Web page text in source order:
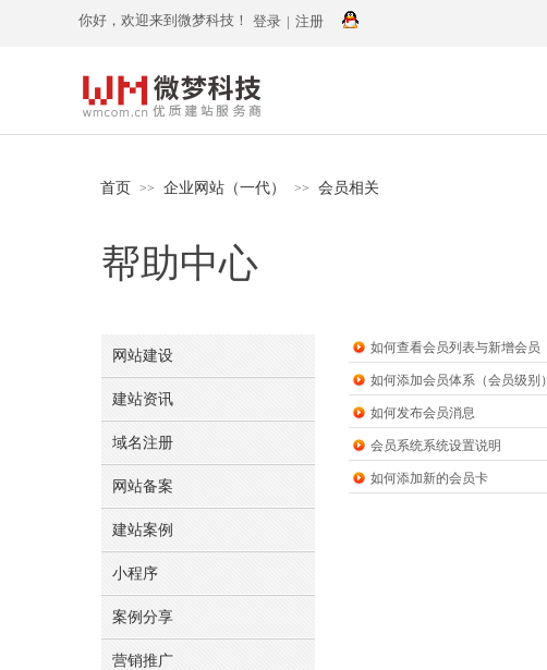
你好，欢迎来到微梦科技！ 登录 | 注册
首页 >> 企业网站（一代） >> 会员相关
帮助中心
如何查看会员列表与新增会员
如何添加会员体系（会员级别）
如何发布会员消息
会员系统系统设置说明
如何添加新的会员卡
网站建设
建站资讯
域名注册
网站备案
建站案例
小程序
案例分享
营销推广